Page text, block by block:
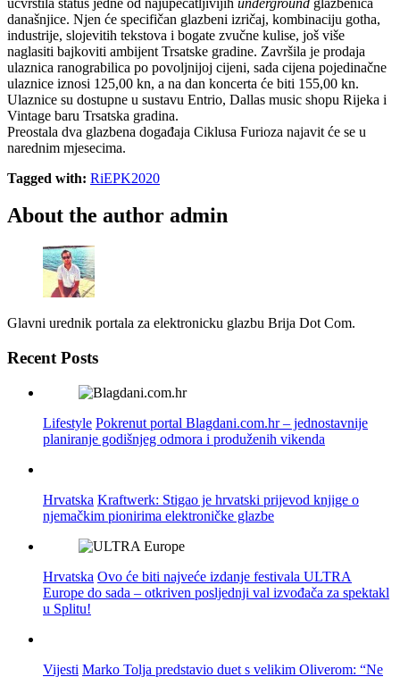
današnjice. Njen će specifičan glazbeni izričaj, kombinaciju gotha,
industrije, slojevitih tekstova i bogate zvučne kulise, još više
naglasiti bajkoviti ambijent Trsatske gradine. Završila je prodaja
ulaznica ranograbilica po povoljnijoj cijeni, sada cijena pojedinačne
ulaznice iznosi 125,00 kn, a na dan koncerta će biti 155,00 kn.
Ulaznice su dostupne u sustavu Entrio, Dallas music shopu Rijeka i
Vintage baru Trsatska gradina.
Preostala dva glazbena događaja Ciklusa Furioza najavit će se u
narednim mjesecima.
Tagged with: RiEPK2020
About the author admin
Glavni urednik portala za elektronicku glazbu Brija Dot Com.
Recent Posts
Lifestyle Pokrenut portal Blagdani.com.hr – jednostavnije
planiranje godišnjeg odmora i produženih vikenda
Hrvatska Kraftwerk: Stigao je hrvatski prijevod knjige o
njemačkim pionirima elektroničke glazbe
Hrvatska Ovo će biti najveće izdanje festivala ULTRA
Europe do sada – otkriven posljednji val izvođača za spektakl
u Splitu!
Vijesti Marko Tolja predstavio duet s velikim Oliverom: “Ne